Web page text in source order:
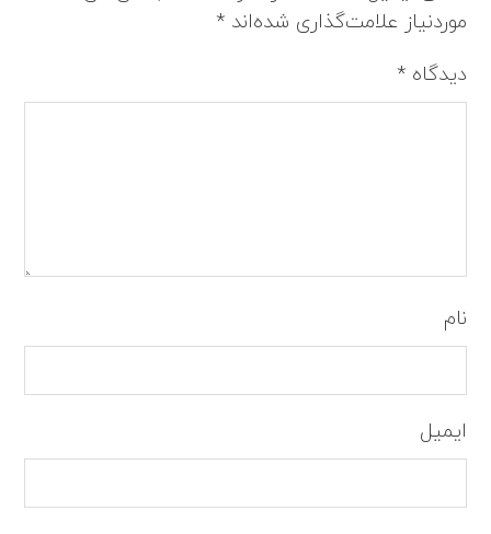
موردنیاز علامت‌گذاری شده‌اند*
دیدگاه*
نام
ایمیل